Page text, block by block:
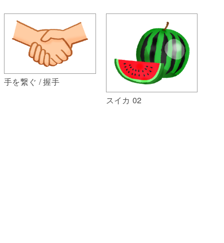
手を繋ぐ / 握手
スイカ 02